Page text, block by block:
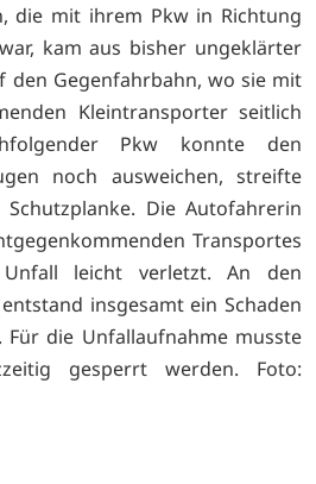
die mit ihrem Pkw in Richtung
kam aus bisher ungeklärter
den Gegenfahrbahn, wo sie mit
Kleintransporter seitlich
Pkw konnte den
noch ausweichen, streifte
Die Autofahrerin
Transportes
leicht verletzt. An den
insgesamt ein Schaden
Für die Unfallaufnahme musste
gesperrt werden. Foto: